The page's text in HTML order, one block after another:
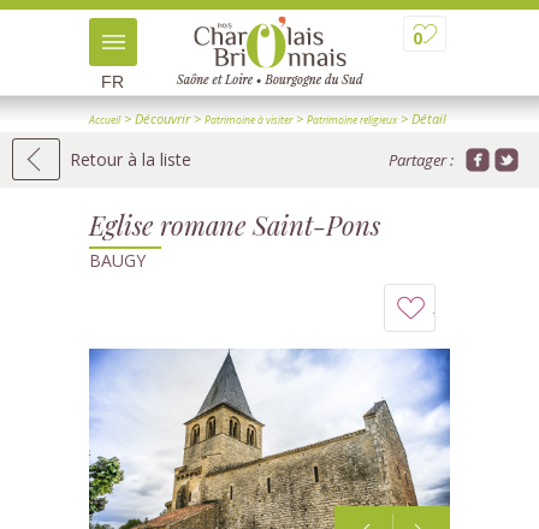
0
FR
Accueil> Découvrir> Patrimoine à visiter> Patrimoine religieux> Détail
Retour à la liste Partager :
Eglise romane Saint-Pons
BAUGY
à
mon
carnet